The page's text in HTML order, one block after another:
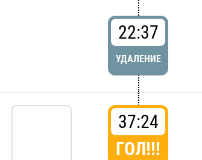
22:37
УДАЛЕНИЕ
37:24
ГОЛ!!!